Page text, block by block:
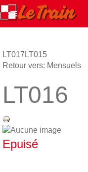
LT017 LT015
Retour vers: Mensuels
LT016
Epuisé